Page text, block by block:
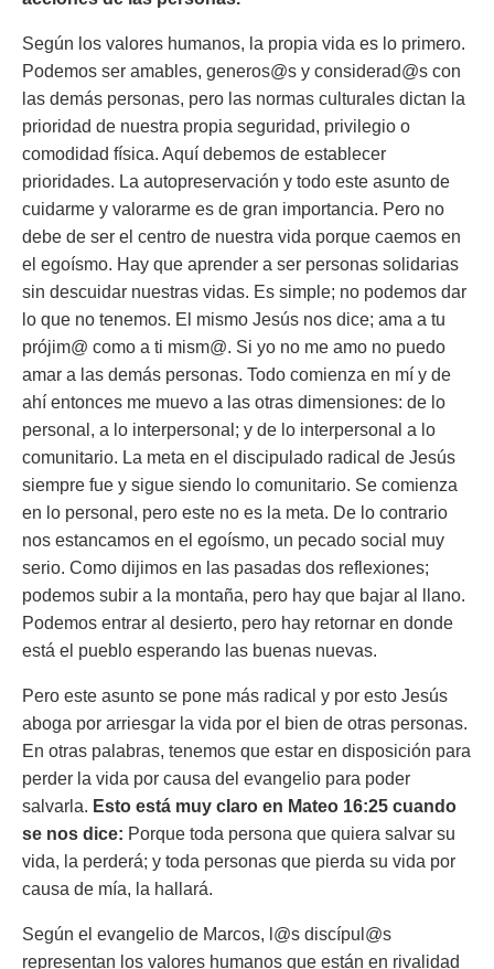
Según los valores humanos, la propia vida es lo primero.
Podemos ser amables, generos@s y considerad@s con
las demás personas, pero las normas culturales dictan la
prioridad de nuestra propia seguridad, privilegio o
comodidad física. Aquí debemos de establecer
prioridades. La autopreservación y todo este asunto de
cuidarme y valorarme es de gran importancia. Pero no
debe de ser el centro de nuestra vida porque caemos en
el egoísmo. Hay que aprender a ser personas solidarias
sin descuidar nuestras vidas. Es simple; no podemos dar
lo que no tenemos. El mismo Jesús nos dice; ama a tu
prójim@ como a ti mism@. Si yo no me amo no puedo
amar a las demás personas. Todo comienza en mí y de
ahí entonces me muevo a las otras dimensiones: de lo
personal, a lo interpersonal; y de lo interpersonal a lo
comunitario. La meta en el discipulado radical de Jesús
siempre fue y sigue siendo lo comunitario. Se comienza
en lo personal, pero este no es la meta. De lo contrario
nos estancamos en el egoísmo, un pecado social muy
serio. Como dijimos en las pasadas dos reflexiones;
podemos subir a la montaña, pero hay que bajar al llano.
Podemos entrar al desierto, pero hay retornar en donde
está el pueblo esperando las buenas nuevas.
Pero este asunto se pone más radical y por esto Jesús
aboga por arriesgar la vida por el bien de otras personas.
En otras palabras, tenemos que estar en disposición para
perder la vida por causa del evangelio para poder
salvarla. Esto está muy claro en Mateo 16:25 cuando
se nos dice: Porque toda persona que quiera salvar su
vida, la perderá; y toda personas que pierda su vida por
causa de mía, la hallará.
Según el evangelio de Marcos, l@s discípul@s
representan los valores humanos que están en rivalidad